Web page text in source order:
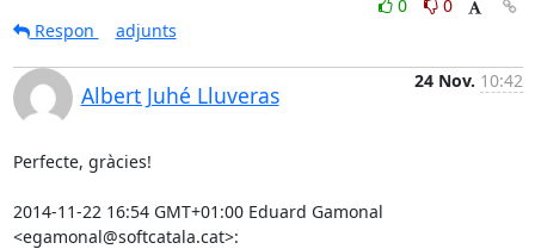
0
0
Respon
adjunts
Albert Juhé Lluveras
24 Nov. 10:42
Perfecte, gràcies!
2014-11-22 16:54 GMT+01:00 Eduard Gamonal
<egamonal@softcatala.cat>: